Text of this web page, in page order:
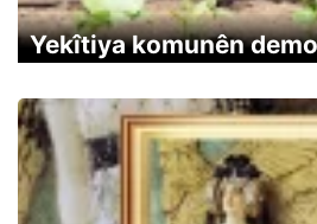
Yekîtiya komunên